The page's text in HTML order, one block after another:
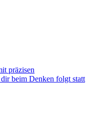
präzisen
beim Denken folgt statt